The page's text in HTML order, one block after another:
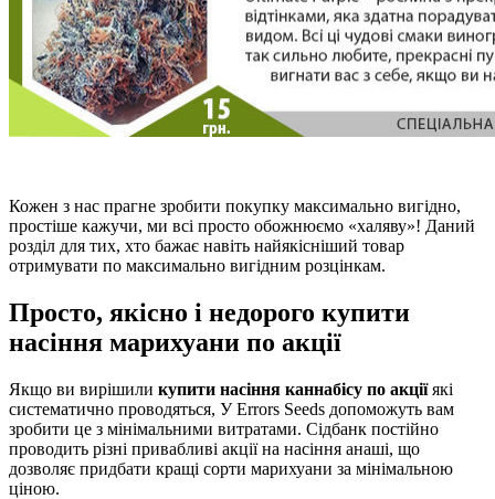
Кожен з нас прагне зробити покупку максимально вигідно,
простіше кажучи, ми всі просто обожнюємо «халяву»! Даний
розділ для тих, хто бажає навіть найякісніший товар
отримувати по максимально вигідним розцінкам.
Просто, якісно і недорого купити
насіння марихуани по акції
Якщо ви вирішили купити насіння каннабісу по акціїякі
систематично проводяться, У Errors Seeds допоможуть вам
зробити це з мінімальними витратами. Сідбанк постійно
проводить різні привабливі акції на насіння анаші, що
дозволяє придбати кращі сорти марихуани за мінімальною
ціною.